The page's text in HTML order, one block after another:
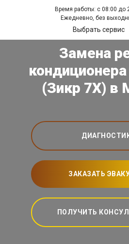
Время работы: с 08:00 до
Ежедневно, без
Выбрать сервис
Замена
(Зикр 7Х) в
ЗАКАЗАТЬ
ПОЛУЧИТЬ